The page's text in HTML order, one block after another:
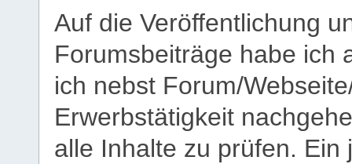
Auf die Veröffentlichung
Forumsbeiträge habe ich
ich nebst Forum/
Erwerbstätigkeit
alle Inhalte zu prüfen.